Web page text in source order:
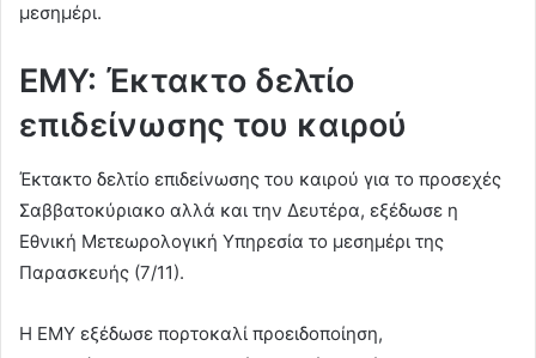
μεσημέρι.
ΕΜΥ: Έκτακτο δελτίο
επιδείνωσης του καιρού
Έκτακτο δελτίο επιδείνωσης του καιρού για το προσεχές
Σαββατοκύριακο αλλά και την Δευτέρα, εξέδωσε η
Εθνική Μετεωρολογική Υπηρεσία το μεσημέρι της
Παρασκευής (7/11).
Η ΕΜΥ εξέδωσε πορτοκαλί προειδοποίηση,